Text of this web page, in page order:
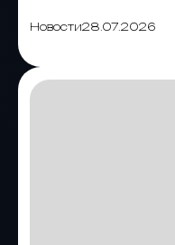
Новости28.07.2026